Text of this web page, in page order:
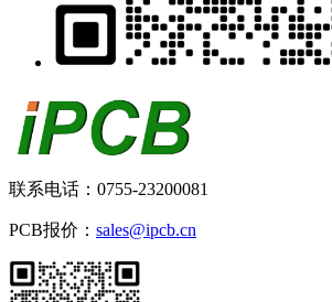
联系电话：0755-23200081
PCB报价： sales@ipcb.cn